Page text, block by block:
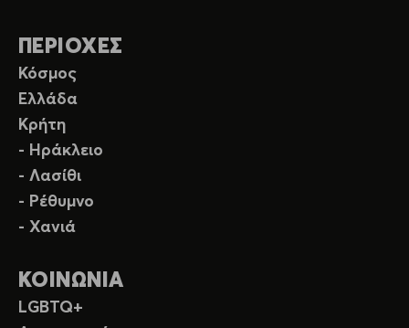
ΠΕΡΙΟΧΕΣ
Κόσμος
Ελλάδα
Κρήτη
- Ηράκλειο
- Λασίθι
- Ρέθυμνο
- Χανιά
ΚΟΙΝΩΝΙΑ
LGBTQ+